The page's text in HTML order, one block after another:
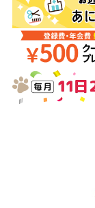
ドッグフード
美容・ケア用
あにまるキャ
アフターサー
商品リクエス